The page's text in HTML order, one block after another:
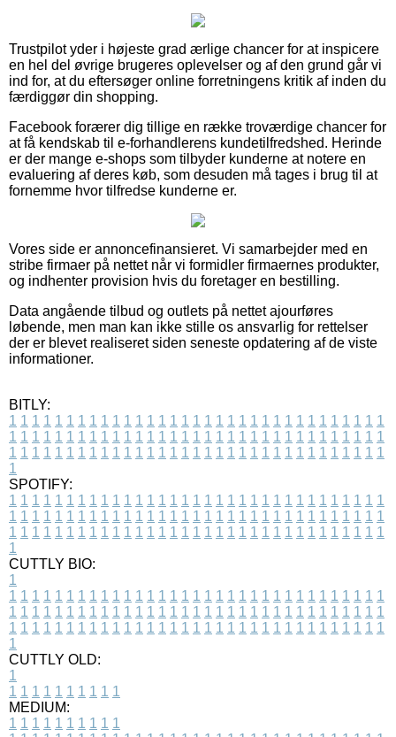
Trustpilot yder i højeste grad ærlige chancer for at inspicere
en hel del øvrige brugeres oplevelser og af den grund går vi
ind for, at du eftersøger online forretningens kritik af inden du
færdiggør din shopping.
Facebook forærer dig tillige en række troværdige chancer for
at få kendskab til e-forhandlerens kundetilfredshed. Herinde
er der mange e-shops som tilbyder kunderne at notere en
evaluering af deres køb, som desuden må tages i brug til at
fornemme hvor tilfredse kunderne er.
Vores side er annoncefinansieret. Vi samarbejder med en
stribe firmaer på nettet når vi formidler firmaernes produkter,
og indhenter provision hvis du foretager en bestilling.
Data angående tilbud og outlets på nettet ajourføres
løbende, men man kan ikke stille os ansvarlig for rettelser
der er blevet realiseret siden seneste opdatering af de viste
informationer.
BITLY:
1 1 1 1 1 1 1 1 1 1 1 1 1 1 1 1 1 1 1 1 1 1 1 1 1 1 1 1 1 1 1 1 1
1 1 1 1 1 1 1 1 1 1 1 1 1 1 1 1 1 1 1 1 1 1 1 1 1 1 1 1 1 1 1 1 1
1 1 1 1 1 1 1 1 1 1 1 1 1 1 1 1 1 1 1 1 1 1 1 1 1 1 1 1 1 1 1 1 1
1
SPOTIFY:
1 1 1 1 1 1 1 1 1 1 1 1 1 1 1 1 1 1 1 1 1 1 1 1 1 1 1 1 1 1 1 1 1
1 1 1 1 1 1 1 1 1 1 1 1 1 1 1 1 1 1 1 1 1 1 1 1 1 1 1 1 1 1 1 1 1
1 1 1 1 1 1 1 1 1 1 1 1 1 1 1 1 1 1 1 1 1 1 1 1 1 1 1 1 1 1 1 1 1
1
CUTTLY BIO:
1
1 1 1 1 1 1 1 1 1 1 1 1 1 1 1 1 1 1 1 1 1 1 1 1 1 1 1 1 1 1 1 1 1
1 1 1 1 1 1 1 1 1 1 1 1 1 1 1 1 1 1 1 1 1 1 1 1 1 1 1 1 1 1 1 1 1
1 1 1 1 1 1 1 1 1 1 1 1 1 1 1 1 1 1 1 1 1 1 1 1 1 1 1 1 1 1 1 1 1
1
CUTTLY OLD:
1
1 1 1 1 1 1 1 1 1 1
MEDIUM:
1 1 1 1 1 1 1 1 1 1